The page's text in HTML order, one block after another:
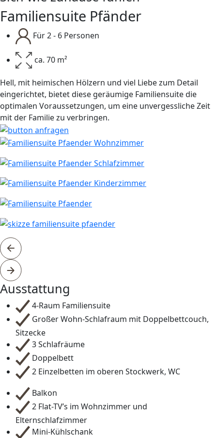
Familiensuite Pfänder
Für 2 - 6 Personen
ca. 70 m²
Hell, mit heimischen Hölzern und viel Liebe zum Detail
eingerichtet, bietet diese geräumige Familiensuite die
optimalen Voraussetzungen, um eine unvergessliche Zeit
mit der Familie zu verbringen.
Aus­stattung
4-Raum Familiensuite
Großer Wohn-Schlafraum mit Doppelbettcouch,
Sitzecke
3 Schlafräume
Doppelbett
2 Einzelbetten im oberen Stockwerk, WC
Balkon
2 Flat-TV’s im Wohnzimmer und
Elternschlafzimmer
Mini-Kühlschank